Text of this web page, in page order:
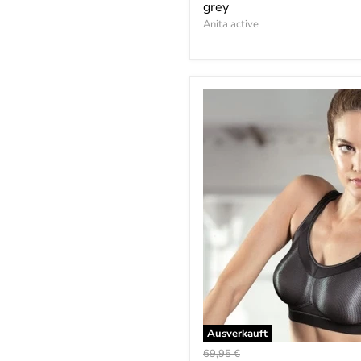
grey
Anita active
Ausverkauft
Ursprünglicher
69,95 €